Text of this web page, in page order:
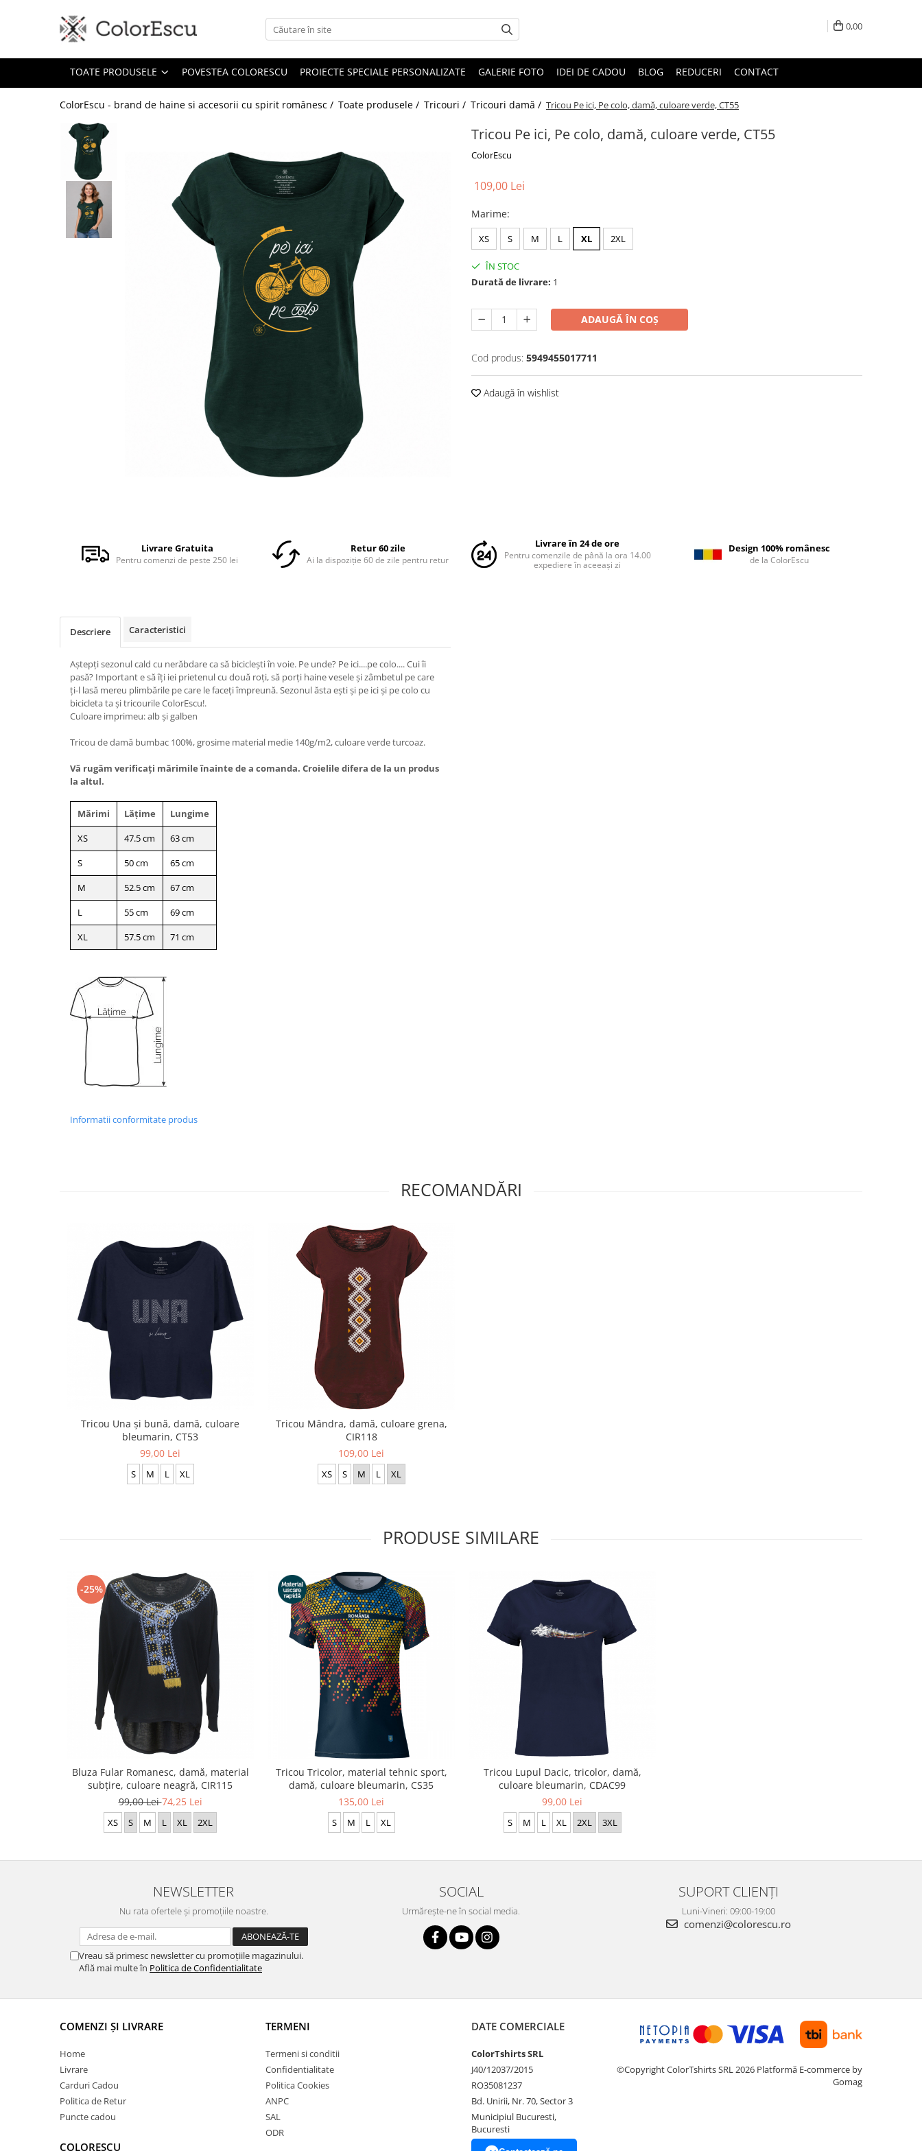
Toate produsele
Tricouri damă
Tricouri copii
Tricouri sport tehnice
Bluze si hanorace
Bluze si hanorace bărbați
Bluze si hanorace damă
Bluze de trening | Bluze tehnice
0,00
TOATE PRODUSELE POVESTEA COLORESCU PROIECTE SPECIALE PERSONALIZATE GALERIE FOTO IDEI DE CADOU BLOG REDUCERI CONTACT
ColorEscu - brand de haine si accesorii cu spirit românesc / Toate produsele / Tricouri / Tricouri damă / Tricou Pe ici, Pe colo, damă, culoare verde, CT55
Tricou Pe ici, Pe colo, damă, culoare verde, CT55
ColorEscu
Facebook
109,00 Lei
Marime:
XS S M L XL 2XL
ÎN STOC
Durată de livrare: 1
ADAUGĂ ÎN COȘ
Cod produs: 5949455017711
Adaugă în wishlist
Livrare Gratuita
Pentru comenzi de peste 250 lei
Retur 60 zile
Ai la dispoziție 60 de zile pentru retur
Livrare în 24 de ore
Pentru comenzile de până la ora 14.00
expediere în aceeași zi
Design 100% românesc
de la ColorEscu
Descriere Caracteristici
Aștepți sezonul cald cu nerăbdare ca să biciclești în voie. Pe unde? Pe ici....pe colo.... Cui îi
pasă? Important e să îți iei prietenul cu două roți, să porți haine vesele și zâmbetul pe care
ți-l lasă mereu plimbările pe care le faceți împreună. Sezonul ăsta ești și pe ici și pe colo cu
bicicleta ta și tricourile ColorEscu!.
Culoare imprimeu: alb și galben
Tricou de damă bumbac 100%, grosime material medie 140g/m2, culoare verde turcoaz.
Vă rugăm verificaţi mărimile înainte de a comanda. Croielile difera de la un produs
la altul.
Mărimi Lățime
Lungime
XS
47.5 cm
63 cm
S
50 cm
65 cm
M
52.5 cm
67 cm
L
55 cm
69 cm
XL
57.5 cm 71 cm
Informatii conformitate produs
RECOMANDĂRI
Tricou Una și bună, damă, culoare
bleumarin, CT53
99,00 Lei
S M L XL
Tricou Mândra, damă, culoare grena,
CIR118
109,00 Lei
XS S M L XL
PRODUSE SIMILARE
-25%
Bluza Fular Romanesc, damă, material
subțire, culoare neagră, CIR115
99,00 Lei74,25 Lei
XS S M L XL 2XL
Tricou Tricolor, material tehnic sport,
damă, culoare bleumarin, CS35
135,00 Lei
S M L XL
Tricou Lupul Dacic, tricolor, damă,
culoare bleumarin, CDAC99
99,00 Lei
S M L XL 2XL 3XL
NEWSLETTER
Nu rata ofertele și promoțiile noastre.
Vreau să primesc newsletter cu promoțiile magazinului.
Află mai multe în Politica de Confidentialitate
SOCIAL
Urmărește-ne în social media.
SUPORT CLIENȚI
Luni-Vineri: 09:00-19:00
comenzi@colorescu.ro
COMENZI ȘI LIVRARE
Home
Livrare
Carduri Cadou
Politica de Retur
Puncte cadou
COLORESCU
TERMENI
Termeni si conditii
Confidentialitate
Politica Cookies
ANPC
SAL
ODR
DATE COMERCIALE
ColorTshirts SRL
J40/12037/2015
RO35081237
Bd. Unirii, Nr. 70, Sector 3
Municipiul Bucuresti,
Bucuresti
©Copyright ColorTshirts SRL 2026 Platformă E-commerce by
Gomag